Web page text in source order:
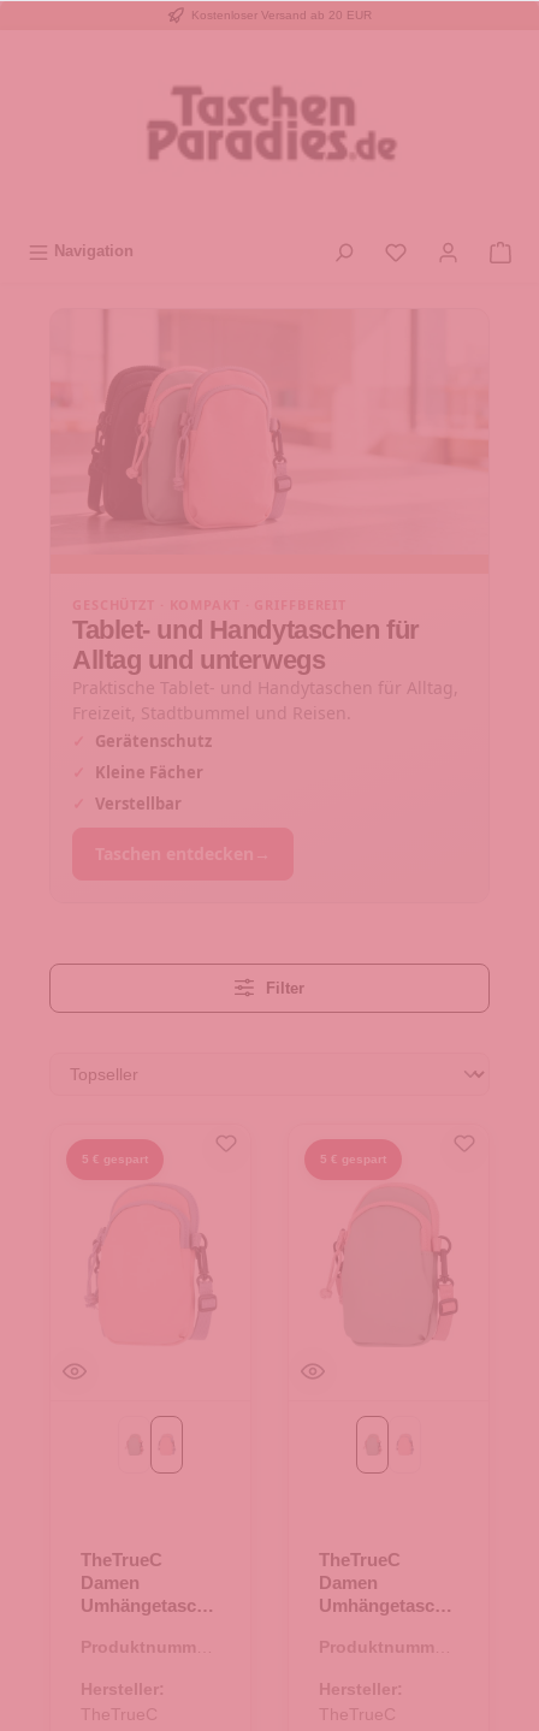
Kostenloser Versand ab 20 EUR
Navigation
Tablet- und Handytaschen für
Alltag und unterwegs
Praktische Tablet- und Handytaschen für Alltag,
Freizeit, Stadtbummel und Reisen.
Gerätenschutz
Kleine Fächer
Verstellbar
Filter
5 € gespart
mint/rosa
TheTrueC
Damen
Umhängetasche
Leni Leni
Produktnummer:
Hersteller:
TheTrueC
5 € gespart
mint/rosa
TheTrueC
Damen
Umhängetasche
Leni Leni
Produktnummer:
Hersteller:
TheTrueC